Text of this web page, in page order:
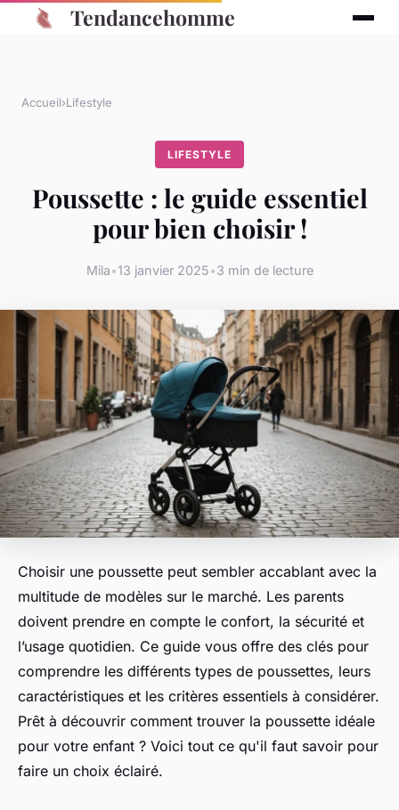
Tendancehomme
Accueil›Lifestyle
LIFESTYLE
Poussette : le guide essentiel
pour bien choisir !
Mila•13 janvier 2025•3 min de lecture
Choisir une poussette peut sembler accablant avec la
multitude de modèles sur le marché. Les parents
doivent prendre en compte le confort, la sécurité et
l’usage quotidien. Ce guide vous offre des clés pour
comprendre les différents types de poussettes, leurs
caractéristiques et les critères essentiels à considérer.
Prêt à découvrir comment trouver la poussette idéale
pour votre enfant ? Voici tout ce qu'il faut savoir pour
faire un choix éclairé.